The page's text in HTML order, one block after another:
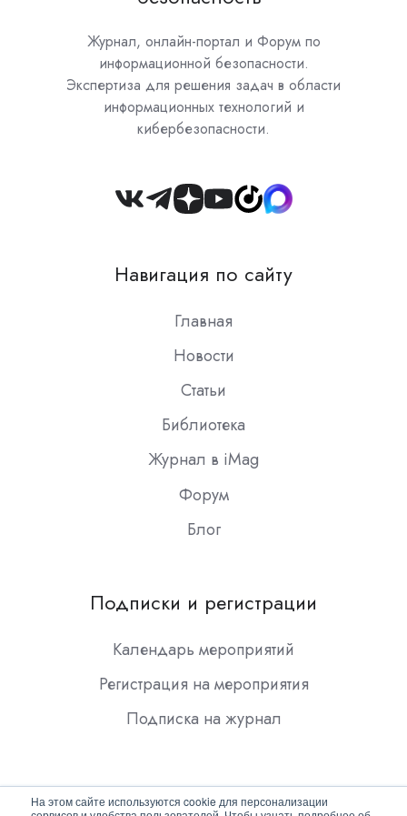
На этом сайте используются cookie для персонализации
Журнал, онлайн-портал и Форум по
информационной безопасности.
Экспертиза для решения задач в области
информационных технологий и
кибербезопасности.
Join
Slack
Навигация по сайту
Главная
Новости
Статьи
Библиотека
Журнал в iMag
Форум
Блог
Подписки и регистрации
Календарь мероприятий
Регистрация на мероприятия
Подписка на журнал